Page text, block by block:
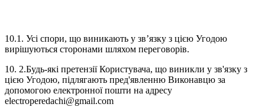
10.1. Усі спори, що виникають у зв’язку з цією Угодою
вирішуються сторонами шляхом переговорів.
10. 2.Будь-які претензії Користувача, що виникли у зв'язку з
цією Угодою, підлягають пред'явленню Виконавцю за
допомогою електронної пошти на адресу
electroperedachi@gmail.com